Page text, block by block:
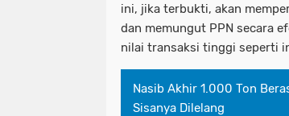
ini, jika terbukti, akan
dan memungut PPN secara
nilai transaksi tinggi seperti
Nasib Akhir 1.000 Ton
Sisanya Dilelang